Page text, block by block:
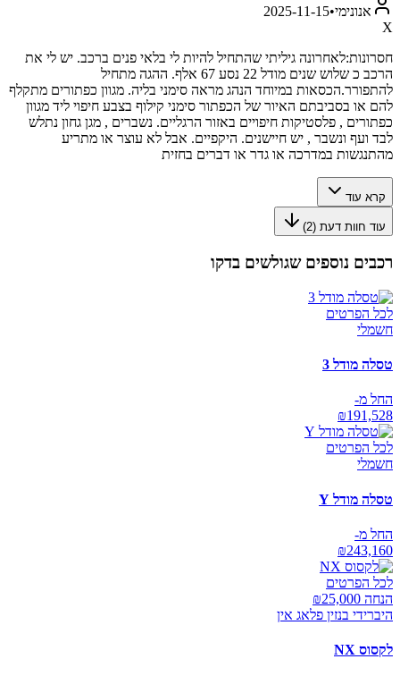
אנונימי•
2025-11-15
X
חסרונות:לאחרונה גיליתי שהתחיל להיות לי בלאי פנים ברכב. יש לי את
הרכב כ שלוש שנים מודל 22 נסע 67 אלף. ההגה מתחיל
להתפורר.הכסאות במיוחד הנהג מראה סימני בליה. מגוון כפתורים מתקלף
להם או בסביבתם האיור של הכפתור סימני קילוף בצבע חיפוי ליד מגוון
כפתורים , פלסטיקות חיפויים באזור הרגליים. נשברים , מגן גחון נתלש
לבד ועף ונשבר , יש חיישנים. היקפיים. אבל לא עוצר או מתריע
מהתנגשות במדרכה או גדר או דברים בחזית
קרא עוד
עוד חוות דעת (2
)
רכבים נוספים שגולשים בדקו
לכל הפרטים
חשמלי
טסלה מודל 3
החל מ-
₪191,528
לכל הפרטים
חשמלי
טסלה מודל Y
החל מ-
₪243,160
לכל הפרטים
הנחה ₪ 25,000
היברידי בנזין פלאג אין
לקסוס NX